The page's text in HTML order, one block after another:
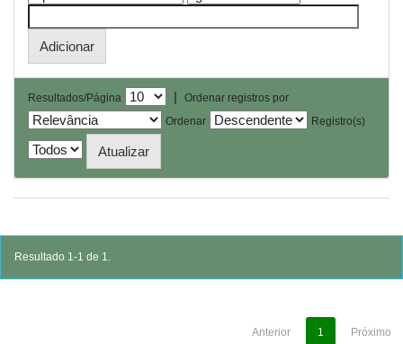
Resultados/Página |
Ordenar registros por
Ordenar
Registro(s)
Resultado 1-1 de 1.
Anterior 1 Próximo